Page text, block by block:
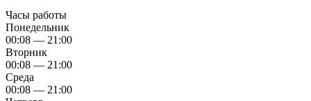
Часы работы
Понедельник
00:08 — 21:00
Вторник
00:08 — 21:00
Среда
00:08 — 21:00